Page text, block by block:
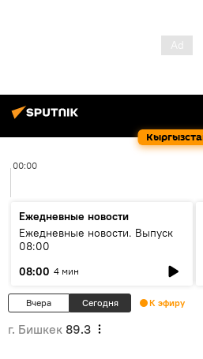
00:00
Ежедневные новости
Ежедневные новости. Выпуск
08:00
08:00 4 мин
Вчера Сегодня К эфиру
г. Бишкек 89.3